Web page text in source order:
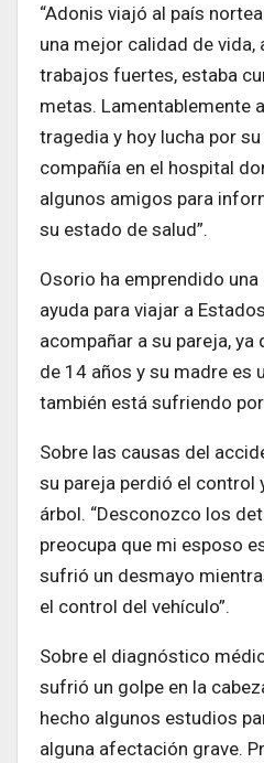
“Adonis viajó al país
una mejor calidad de vida,
trabajos fuertes, estaba
metas. Lamentablemente
tragedia y hoy lucha por
compañía en el hospital
algunos amigos para
su estado de salud”.
Osorio ha emprendido
ayuda para viajar a
acompañar a su pareja,
de 14 años y su madre es
también está sufriendo
Sobre las causas del
su pareja perdió el control
árbol. “Desconozco los
preocupa que mi esposo
sufrió un desmayo
el control del vehículo”.
Sobre el diagnóstico
sufrió un golpe en la
hecho algunos estudios
alguna afectación grave.